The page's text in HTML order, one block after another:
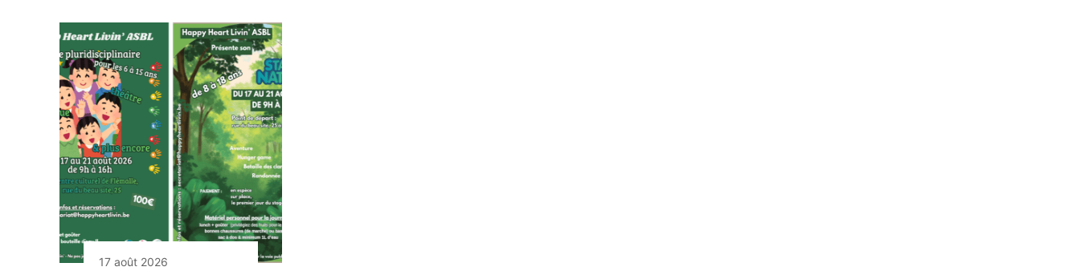
17 août 2026